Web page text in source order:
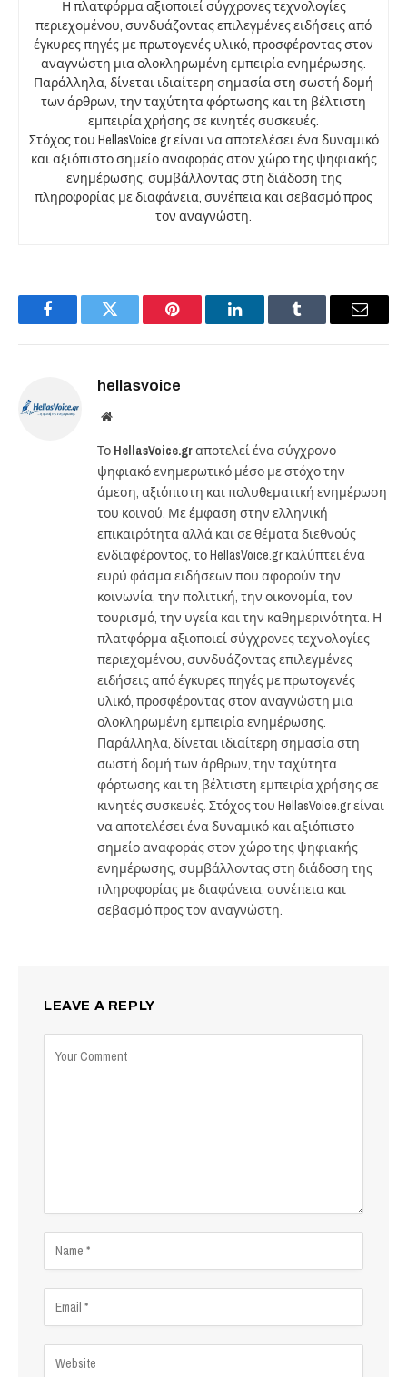
Η πλατφόρμα αξιοποιεί σύγχρονες τεχνολογίες
περιεχομένου, συνδυάζοντας επιλεγμένες ειδήσεις από
έγκυρες πηγές με πρωτογενές υλικό, προσφέροντας στον
αναγνώστη μια ολοκληρωμένη εμπειρία ενημέρωσης.
Παράλληλα, δίνεται ιδιαίτερη σημασία στη σωστή δομή
των άρθρων, την ταχύτητα φόρτωσης και τη βέλτιστη
εμπειρία χρήσης σε κινητές συσκευές.
Στόχος του HellasVoice.gr είναι να αποτελέσει ένα δυναμικό
και αξιόπιστο σημείο αναφοράς στον χώρο της ψηφιακής
ενημέρωσης, συμβάλλοντας στη διάδοση της
πληροφορίας με διαφάνεια, συνέπεια και σεβασμό προς
τον αναγνώστη.
FacebookTwitter Pinterest LinkedInTumblr Email
hellasvoice
Website
Το HellasVoice.grαποτελεί ένα σύγχρονο
ψηφιακό ενημερωτικό μέσο με στόχο την
άμεση, αξιόπιστη και πολυθεματική ενημέρωση
του κοινού. Με έμφαση στην ελληνική
επικαιρότητα αλλά και σε θέματα διεθνούς
ενδιαφέροντος, το HellasVoice.gr καλύπτει ένα
ευρύ φάσμα ειδήσεων που αφορούν την
κοινωνία, την πολιτική, την οικονομία, τον
τουρισμό, την υγεία και την καθημερινότητα. Η
πλατφόρμα αξιοποιεί σύγχρονες τεχνολογίες
περιεχομένου, συνδυάζοντας επιλεγμένες
ειδήσεις από έγκυρες πηγές με πρωτογενές
υλικό, προσφέροντας στον αναγνώστη μια
ολοκληρωμένη εμπειρία ενημέρωσης.
Παράλληλα, δίνεται ιδιαίτερη σημασία στη
σωστή δομή των άρθρων, την ταχύτητα
φόρτωσης και τη βέλτιστη εμπειρία χρήσης σε
κινητές συσκευές. Στόχος του HellasVoice.gr είναι
να αποτελέσει ένα δυναμικό και αξιόπιστο
σημείο αναφοράς στον χώρο της ψηφιακής
ενημέρωσης, συμβάλλοντας στη διάδοση της
πληροφορίας με διαφάνεια, συνέπεια και
σεβασμό προς τον αναγνώστη.
LEAVE A REPLY